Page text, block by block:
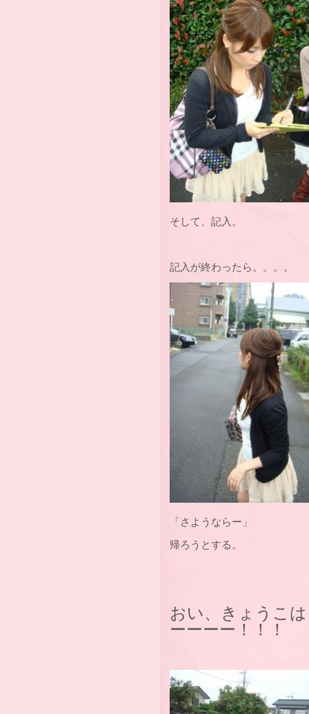
そして、記入。
記入が終わったら。。。。
「さようならー」
帰ろうとする。
おい、きょうこ
ーーーー！！！